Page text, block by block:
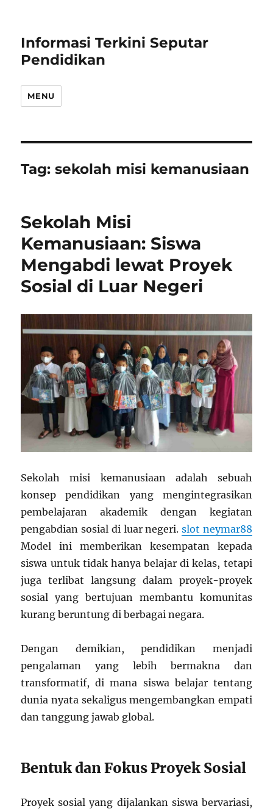
Informasi Terkini Seputar
Pendidikan
MENU
Tag:sekolah misi kemanusiaan
Sekolah Misi
Kemanusiaan: Siswa
Mengabdi lewat Proyek
Sosial di Luar Negeri
Sekolah misi kemanusiaan adalah sebuah
konsep pendidikan yang mengintegrasikan
pembelajaran akademik dengan kegiatan
pengabdian sosial di luar negeri. slot neymar88
Model ini memberikan kesempatan kepada
siswa untuk tidak hanya belajar di kelas, tetapi
juga terlibat langsung dalam proyek-proyek
sosial yang bertujuan membantu komunitas
kurang beruntung di berbagai negara.
Dengan demikian, pendidikan menjadi
pengalaman yang lebih bermakna dan
transformatif, di mana siswa belajar tentang
dunia nyata sekaligus mengembangkan empati
dan tanggung jawab global.
Bentuk dan Fokus Proyek Sosial
Proyek sosial yang dijalankan siswa bervariasi,